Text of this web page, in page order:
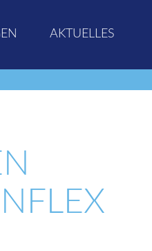
AKTUELLES